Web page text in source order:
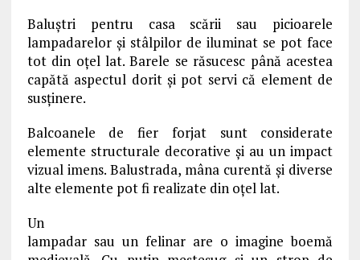
Baluștri pentru casa scării sau picioarele
lampadarelor și stâlpilor de iluminat se pot face
tot din oțel lat. Barele se răsucesc până acestea
capătă aspectul dorit și pot servi că element de
susținere.
Balcoanele de fier forjat sunt considerate
elemente structurale decorative și au un impact
vizual imens. Balustrada, mâna curentă și diverse
alte elemente pot fi realizate din oțel lat.
Un
lampadar sau un felinar are o imagine boemă